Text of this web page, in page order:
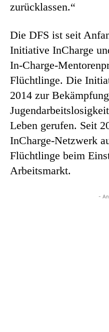
zurücklassen.“
Die DFS ist seit
Initiative InCharge
In-Charge-
Flüchtlinge. Die
2014 zur
Leben gerufen. Seit
InCharge-Netzwerk
Flüchtlinge beim
Arbeitsmarkt.
-